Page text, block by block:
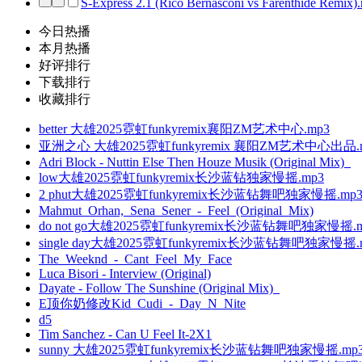
S-Express 2.1 (Rico Bernasconi vs Farenthide
今日热播
本月热播
好评排行
下载排行
收藏排行
better 大雄2025霓虹funkyremix襄阳ZM艺术中心.mp3
亚洲之心 大雄2025霓虹funkyremix 襄阳ZM艺术中心出品
Adri Block - Nuttin Else Then Houze Musik (Original Mix)_
low大雄2025霓虹funkyremix长沙蓝钻独家慢摇.mp3
2 phut大雄2025霓虹funkyremix长沙蓝钻舞吧独家慢摇.mp3
Mahmut_Orhan,_Sena_Sener_-_Feel_(Original_Mix)
do not go大雄2025霓虹funkyremix长沙蓝钻舞吧独家慢摇
single day大雄2025霓虹funkyremix长沙蓝钻舞吧独家慢摇
The_Weeknd_-_Cant_Feel_My_Face
Luca Bisori - Interview (Original)
Dayate - Follow The Sunshine (Original Mix)_
E顶你奶修改Kid_Cudi_-_Day_N_Nite
d5
Tim Sanchez - Can U Feel It-2X1
sunny 大雄2025霓虹funkyremix长沙蓝钻舞吧独家慢摇